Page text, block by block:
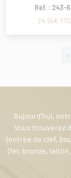
Réf. : 243-
24.55€ TTC
‹
Aujourd'hui,
Vous trouverez
(entrée de clef,
(fer, bronze,